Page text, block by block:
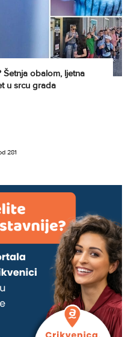
Šetnja obalom, ljetna
u srcu grada
281